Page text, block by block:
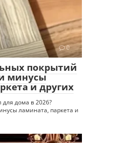
0
покрытий
минусы
и других
дома в 2026?
ламината, паркета и